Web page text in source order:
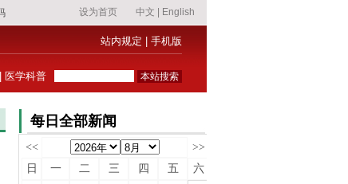
站内规定 手机版
医学科普
每日全部新闻
<<
>>
日
一 二 三 四 五
六